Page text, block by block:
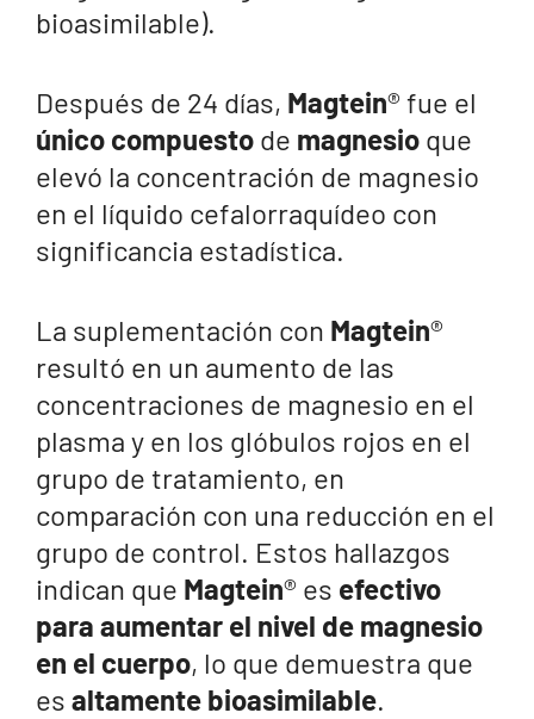
bioasimilable).
Después de 24 días, Magtein® fue el
único compuesto de magnesio que
elevó la concentración de magnesio
en el líquido cefalorraquídeo con
significancia estadística.
La suplementación con Magtein®
resultó en un aumento de las
concentraciones de magnesio en el
plasma y en los glóbulos rojos en el
grupo de tratamiento, en
comparación con una reducción en el
grupo de control. Estos hallazgos
indican que Magtein® es efectivo
para aumentar el nivel de magnesio
en el cuerpo, lo que demuestra que
es altamente bioasimilable.